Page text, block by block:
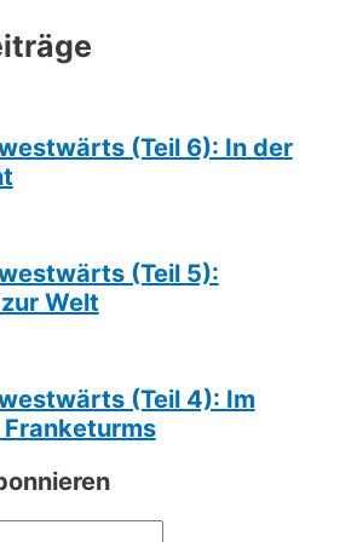
(Teil 6): In der
(Teil 5):
Welt
(Teil 4): Im